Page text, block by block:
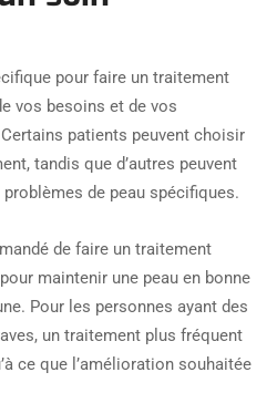
pour faire un traitement
vos besoins et de vos
patients peuvent choisir
tandis que d’autres peuvent
de peau spécifiques.
de faire un traitement
maintenir une peau en bonne
Pour les personnes ayant des
un traitement plus fréquent
ce que l’amélioration souhaitée